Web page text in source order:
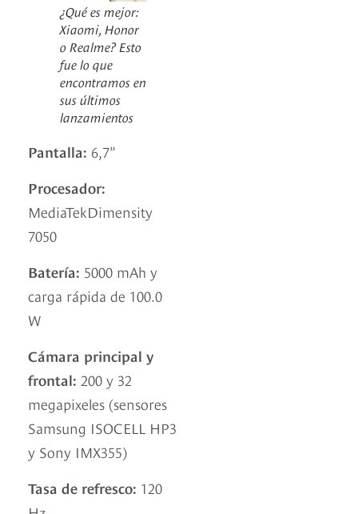
¿Qué es mejor:
Xiaomi, Honor
o Realme? Esto
fue lo que
encontramos en
sus últimos
lanzamientos
Pantalla: 6,7”
Procesador:
MediaTekDimensity
7050
Batería: 5000 mAh y
carga rápida de 100.0
W
Cámara principal y
frontal: 200 y 32
megapixeles (sensores
Samsung ISOCELL HP3
y Sony IMX355)
Tasa de refresco: 120